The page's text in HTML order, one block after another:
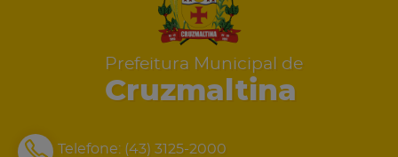
Prefeitura Municipal de
Cruzmaltina
Telefone: (43) 3125-2000